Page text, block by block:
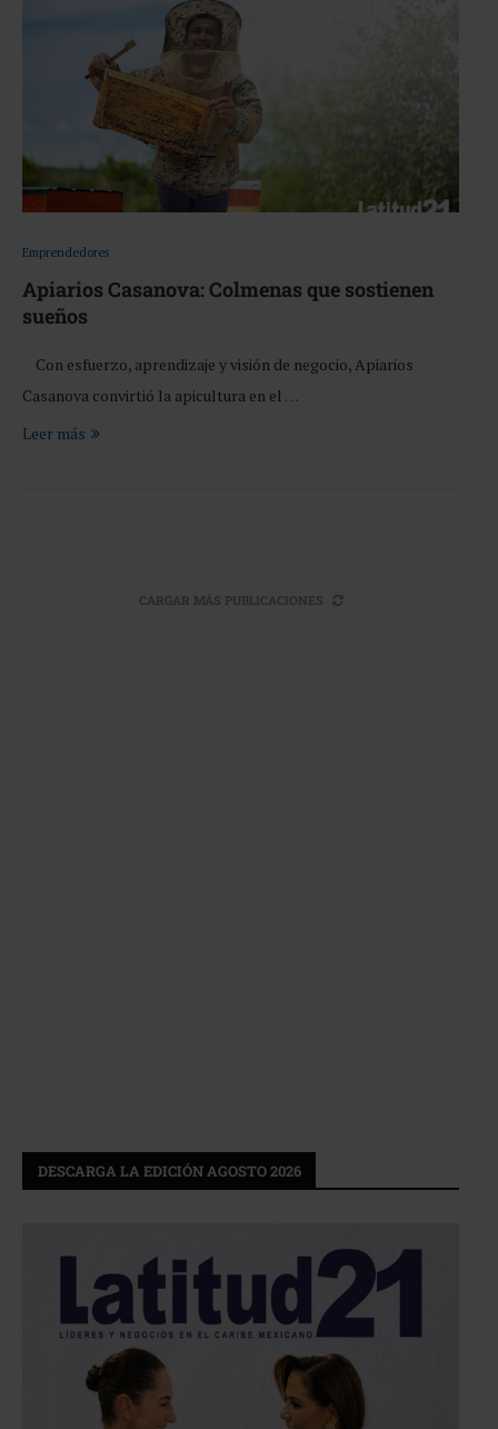
Emprendedores
Apiarios Casanova: Colmenas que sostienen
sueños
Con esfuerzo, aprendizaje y visión de negocio, Apiarios
Casanova convirtió la apicultura en el …
Leer más
CARGAR MÁS PUBLICACIONES
DESCARGA LA EDICIÓN AGOSTO 2026